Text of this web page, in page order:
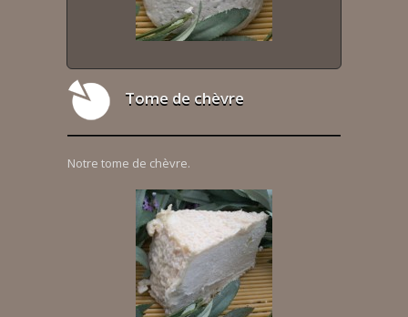
Tome de chèvre
Notre tome de chèvre.